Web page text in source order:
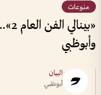
منوعات
وأبوظبي
البيان
أبوظبي